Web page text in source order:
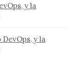
y la
y la